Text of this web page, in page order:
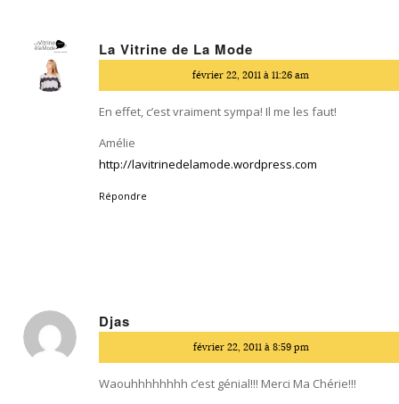
La Vitrine de La Mode
:
février 22, 2011 à 11:26 am
En effet, c’est vraiment sympa! Il me les faut!
Amélie
http://lavitrinedelamode.wordpress.com
Répondre
Djas
:
février 22, 2011 à 8:59 pm
Waouhhhhhhhh c’est génial!!! Merci Ma Chérie!!!